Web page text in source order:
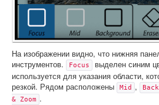
На изображении видно, что нижняя
инструментов.
Focus
выделен синим
используется для указания области,
резкой. Рядом расположены
Mid ,
& Zoom .